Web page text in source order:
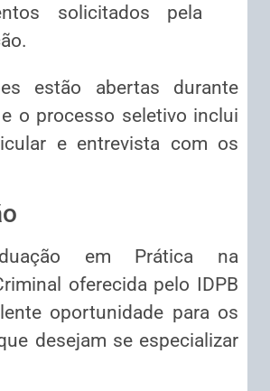
solicitados pela
estão abertas durante
o processo seletivo inclui
e entrevista com os
em Prática na
oferecida pelo IDPB
oportunidade para os
desejam se especializar